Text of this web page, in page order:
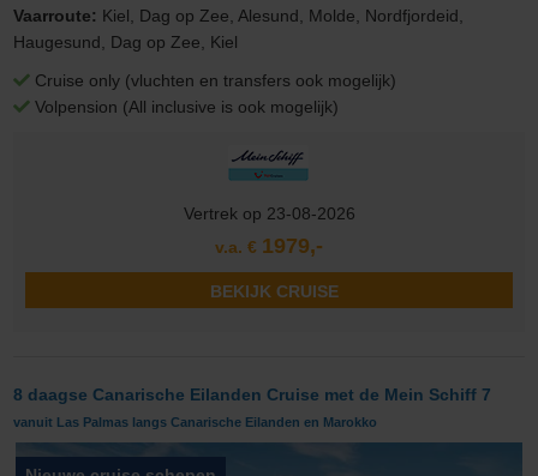
Vaarroute: Kiel, Dag op Zee, Alesund, Molde, Nordfjordeid,
Haugesund, Dag op Zee, Kiel
Cruise only (vluchten en transfers ook mogelijk)
Volpension (All inclusive is ook mogelijk)
Vertrek op 23-08-2026
v.a. € 1979,-
BEKIJK CRUISE
8 daagse Canarische Eilanden Cruise met de Mein Schiff 7
vanuit Las Palmas langs Canarische Eilanden en Marokko